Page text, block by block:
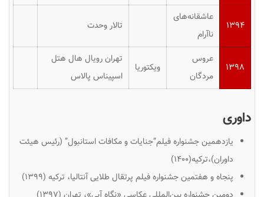
۱۳۹۴
عاشقانه‌های
ناآرام
تالار وحدت
۱۳۹۸
عروس
مردگان
ویکتوریا
تهران رویال هال هتل
اسپیناس پالاس
داوری
یازدهمین جشنواره فیلم”جنایات و مکافات استانبول” (رئیس هیئت
داوران)،ترکیه(۱۴۰۰)
پنجاه و هفتمین جشنواره فیلم پرتقال طلایی آنتالیا، ترکیه (۱۳۹۹)